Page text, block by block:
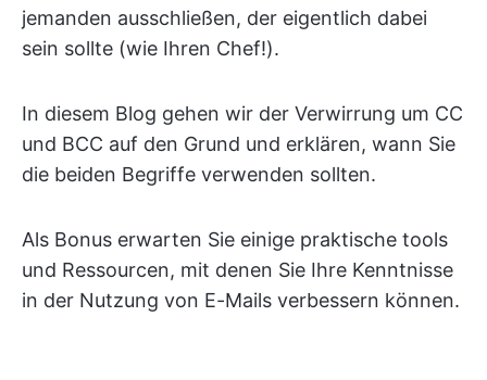
jemanden ausschließen, der eigentlich dabei
sein sollte (wie Ihren Chef!).
In diesem Blog gehen wir der Verwirrung um CC
und BCC auf den Grund und erklären, wann Sie
die beiden Begriffe verwenden sollten.
Als Bonus erwarten Sie einige praktische tools
und Ressourcen, mit denen Sie Ihre Kenntnisse
in der Nutzung von E-Mails verbessern können.